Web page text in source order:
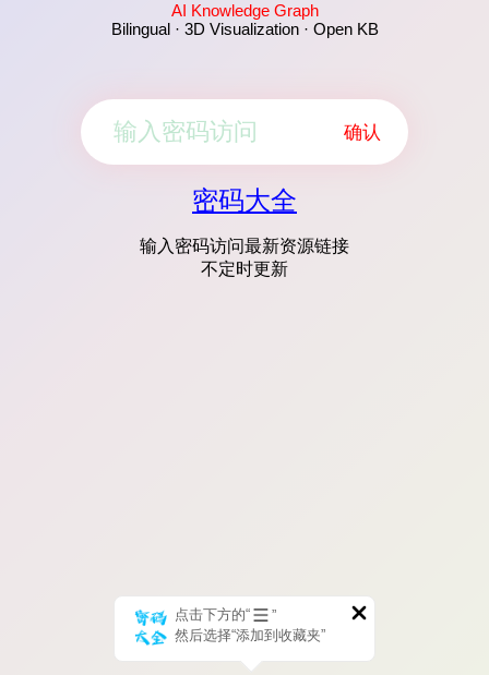
AI Knowledge Graph
Bilingual · 3D Visualization · Open KB
确认
密码大全
输入密码访问最新资源链接
不定时更新
点击下方的“
”
然后选择“添加到收藏夹”